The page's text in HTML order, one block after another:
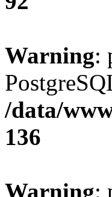
Warning:
/data/
136
Warning: